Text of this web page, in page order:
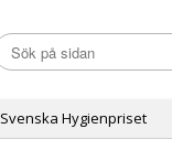
Svenska Hygienpriset